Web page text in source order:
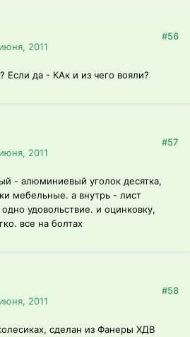
2011
#56
Если да - КАк и из чего вояли?
2011
#57
- алюминиевый уголок десятка,
мебельные. а внутрь - лист
удовольствие. и оцинковку,
все на болтах
2011
#58
сделан из Фанеры ХДВ